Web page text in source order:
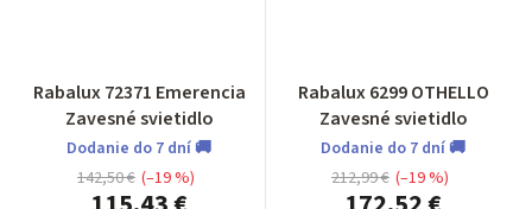
Rabalux 72371 Emerencia
Zavesné svietidlo
Dodanie do 7 dní 🚚
142,50 € (–19 %)
Rabalux 6299 OTHELLO
Zavesné svietidlo
Dodanie do 7 dní 🚚
212,99 € (–19 %)